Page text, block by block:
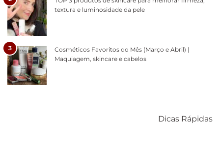
textura e luminosidade da pele
3
Cosméticos Favoritos do Mês (Março e Abril) |
Maquiagem, skincare e cabelos
Dicas Rápidas
diários
cabelos